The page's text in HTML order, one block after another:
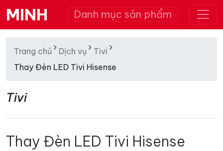
MINH Danh mục sản phẩm
Trang chủ Dịch vụ
Tivi
Thay Đèn LED Tivi Hisense
Tivi
Thay Đèn LED Tivi Hisense